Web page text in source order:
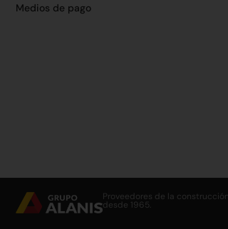
Medios de pago
Proveedores de la construcción
desde 1965.